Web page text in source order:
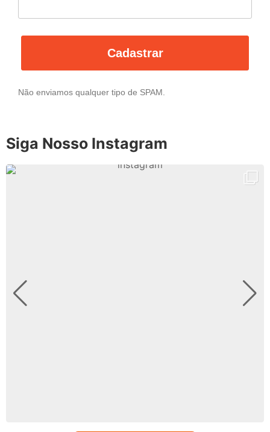
Cadastrar
Não enviamos qualquer tipo de SPAM.
Siga Nosso Instagram